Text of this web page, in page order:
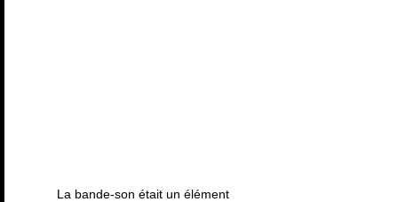
La bande-son était un élément